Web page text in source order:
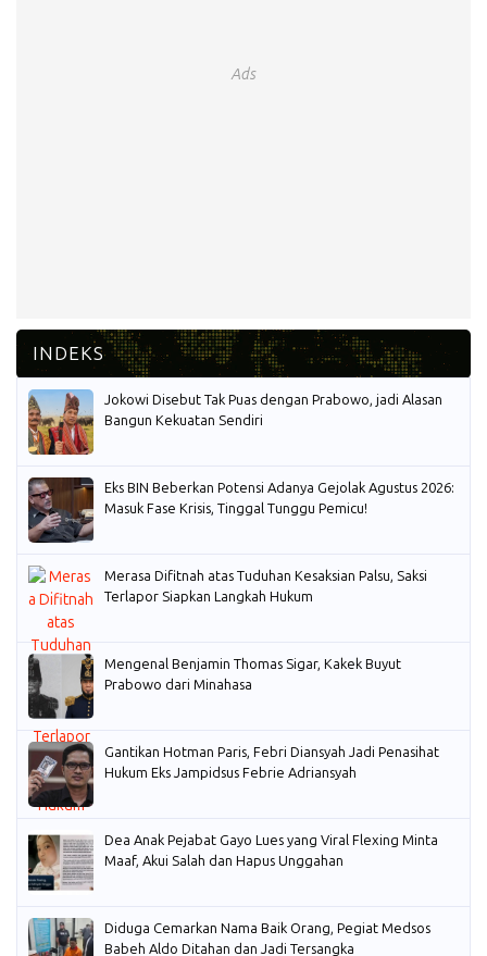
Ads
Jokowi Disebut Tak Puas dengan Prabowo, jadi Alasan
Bangun Kekuatan Sendiri
Eks BIN Beberkan Potensi Adanya Gejolak Agustus 2026:
Masuk Fase Krisis, Tinggal Tunggu Pemicu!
Merasa Difitnah atas Tuduhan Kesaksian Palsu, Saksi
Terlapor Siapkan Langkah Hukum
Mengenal Benjamin Thomas Sigar, Kakek Buyut
Prabowo dari Minahasa
Gantikan Hotman Paris, Febri Diansyah Jadi Penasihat
Hukum Eks Jampidsus Febrie Adriansyah
Dea Anak Pejabat Gayo Lues yang Viral Flexing Minta
Maaf, Akui Salah dan Hapus Unggahan
Diduga Cemarkan Nama Baik Orang, Pegiat Medsos
Babeh Aldo Ditahan dan Jadi Tersangka